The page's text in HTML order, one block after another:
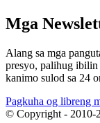
Mga
Alang sa mga
presyo, palihug
kanimo sulod sa 24
Pagkuha og libreng
© Copyright - 2010-